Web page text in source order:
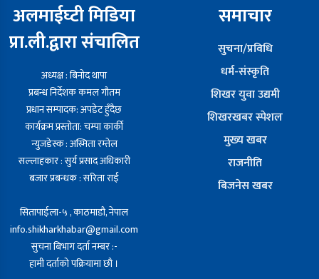
अलमाईघ्टी मिडिया
प्रा.ली.द्वारा संचालित
अध्यक्ष : बिनोद थापा
प्रबन्ध निर्देशक कमल गौतम
प्रधान सम्पादक: अपडेट हुँदैछ
कार्यक्रम प्रस्तोता: चम्पा कार्की
न्युजडेस्क : अस्मिता रम्तेल
सल्लाहकार : सुर्य प्रसाद अधिकारी
बजार प्रबन्धक : सरिता राई
सितापाईला-५ , काठमाडौ, नेपाल
info.shikharkhabar@gmail.com
सुचना बिभाग दर्ता नम्बर :-
हामी दर्ताको पक्रियामा छौ ।
समाचार
सुचना/प्रविधि
धर्म-संस्कृति
शिखर युवा उद्यमी
शिखरखबर स्पेशल
मुख्य खबर
राजनीति
बिजनेस खबर